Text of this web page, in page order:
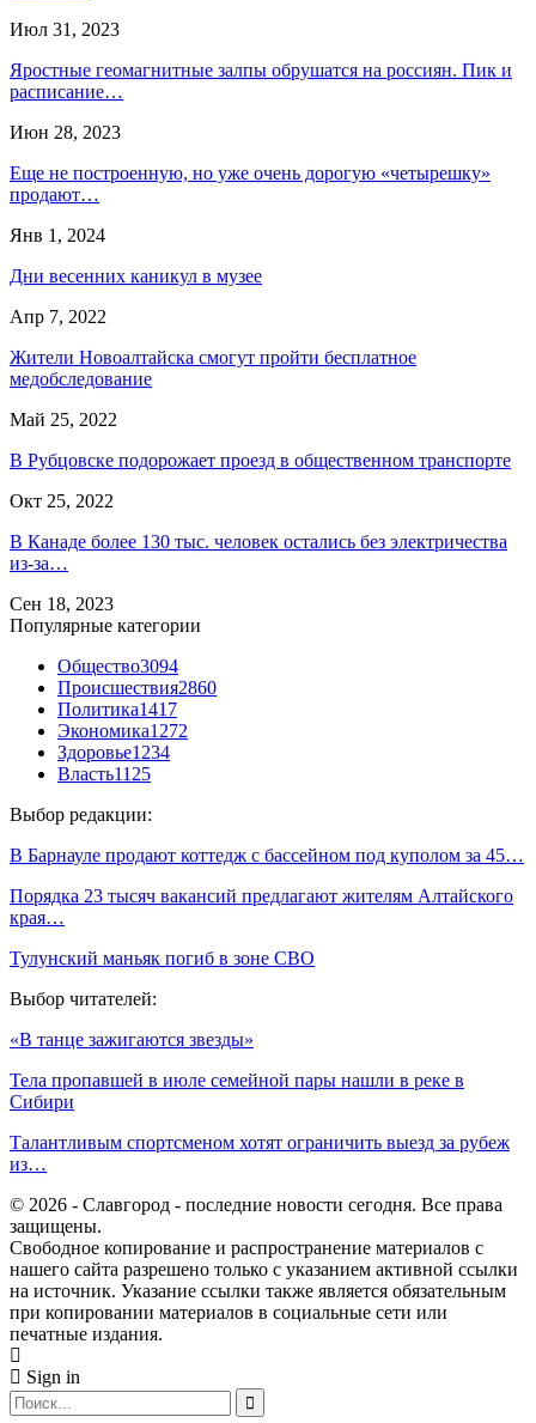
Июл 31, 2023
Яростные геомагнитные залпы обрушатся на россиян. Пик и
расписание…
Июн 28, 2023
Еще не построенную, но уже очень дорогую «четырешку»
продают…
Янв 1, 2024
Дни весенних каникул в музее
Апр 7, 2022
Жители Новоалтайска смогут пройти бесплатное
медобследование
Май 25, 2022
В Рубцовске подорожает проезд в общественном транспорте
Окт 25, 2022
В Канаде более 130 тыс. человек остались без электричества
из-за…
Сен 18, 2023
Популярные категории
Общество3094
Происшествия2860
Политика1417
Экономика1272
Здоровье1234
Власть1125
Выбор редакции:
В Барнауле продают коттедж с бассейном под куполом за 45…
Порядка 23 тысяч вакансий предлагают жителям Алтайского
края…
Тулунский маньяк погиб в зоне СВО
Выбор читателей:
«В танце зажигаются звезды»
Тела пропавшей в июле семейной пары нашли в реке в
Сибири
Талантливым спортсменом хотят ограничить выезд за рубеж
из…
© 2026 - Славгород - последние новости сегодня. Все права
защищены.
Свободное копирование и распространение материалов с
нашего сайта разрешено только с указанием активной ссылки
на источник. Указание ссылки также является обязательным
при копировании материалов в социальные сети или
печатные издания.
Sign in